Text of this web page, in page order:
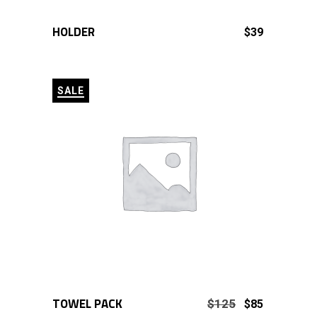
HOLDER $39
SALE
ADD TO CART
TOWEL PACK $125
Original
price
$85Current